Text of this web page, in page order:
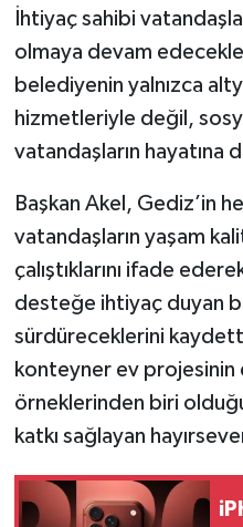
İhtiyaç sahibi
olmaya devam
belediyenin yalnızca
hizmetleriyle değil,
vatandaşların hayatına
Başkan Akel, Gediz’in
vatandaşların yaşam
çalıştıklarını ifade
desteğe ihtiyaç duyan
sürdüreceklerini
konteyner ev projesinin
örneklerinden biri
katkı sağlayan